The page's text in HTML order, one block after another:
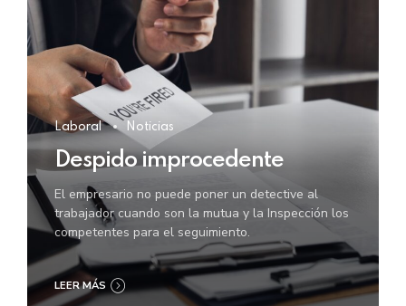
Laboral Noticias
Despido improcedente
El empresario no puede poner un detective al
trabajador cuando son la mutua y la Inspección los
competentes para el seguimiento.
LEER MÁS